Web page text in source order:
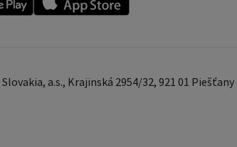
a.s., Krajinská 2954/32, 921 01 Piešťany